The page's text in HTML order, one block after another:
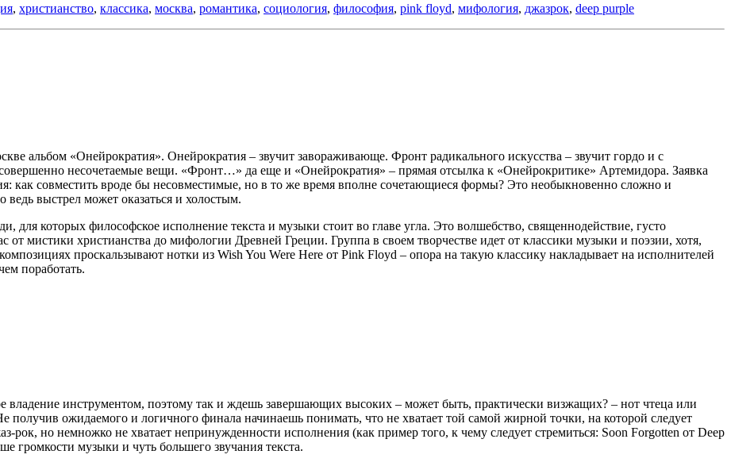
, христианство, классика, москва, романтика, социология, философия, pink floyd, мифология, джазрок, deep purple
альбом «Онейрократия». Онейрократия – звучит завораживающе. Фронт радикального искусства – звучит гордо и с
несочетаемые вещи. «Фронт…» да еще и «Онейрократия» – прямая отсылка к «Онейрокритике» Артемидора. Заявка
как совместить вроде бы несовместимые, но в то же время вполне сочетающиеся формы? Это необыкновенно сложно и
ведь выстрел может оказаться и холостым.
для которых философское исполнение текста и музыки стоит во главе угла. Это волшебство, священнодействие, густо
мистики христианства до мифологии Древней Греции. Группа в своем творчестве идет от классики музыки и поэзии, хотя,
проскальзывают нотки из Wish You Were Here от Pink Floyd – опора на такую классику накладывает на исполнителей
поработать.
владение инструментом, поэтому так и ждешь завершающих высоких – может быть, практически визжащих? – нот чтеца или
ожидаемого и логичного финала начинаешь понимать, что не хватает той самой жирной точки, на которой следует
рок, но немножко не хватает непринужденности исполнения (как пример того, к чему следует стремиться: Soon Forgotten от Deep
громкости музыки и чуть большего звучания текста.